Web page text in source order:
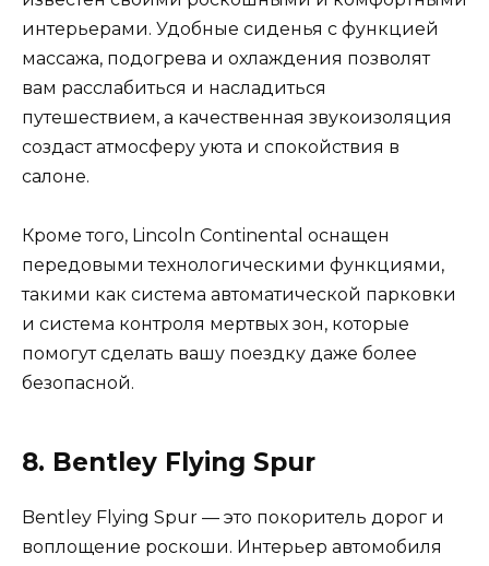
интерьерами. Удобные сиденья с функцией
массажа, подогрева и охлаждения позволят
вам расслабиться и насладиться
путешествием, а качественная звукоизоляция
создаст атмосферу уюта и спокойствия в
салоне.
Кроме того, Lincoln Continental оснащен
передовыми технологическими функциями,
такими как система автоматической парковки
и система контроля мертвых зон, которые
помогут сделать вашу поездку даже более
безопасной.
8. Bentley Flying Spur
Bentley Flying Spur — это покоритель дорог и
воплощение роскоши. Интерьер автомобиля